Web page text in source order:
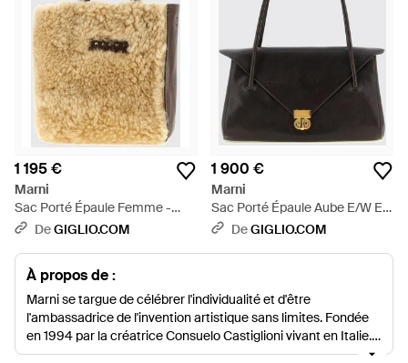
1 195 €
Marni
Sac Porté Épaule Femme -
Neutre
DeGIGLIO.COM
1 900 €
Marni
Sac Porté Épaule Aube E/W En
Cuir De Veau Avec Double Anse
DeGIGLIO.COM
À propos de :
Marni se targue de célébrer l'individualité et d'être
l'ambassadrice de l'invention artistique sans limites. Fondée
en 1994 par la créatrice Consuelo Castiglioni vivant en Italie,
Marni joue la carte de la féminité, de la force et de la